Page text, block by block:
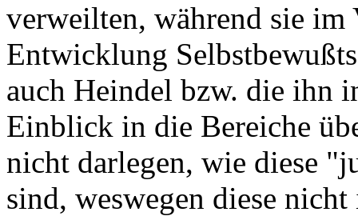
verweilten, während sie im
Entwicklung
auch Heindel bzw. die ihn
Einblick in die Bereiche
nicht darlegen, wie diese
sind, weswegen diese